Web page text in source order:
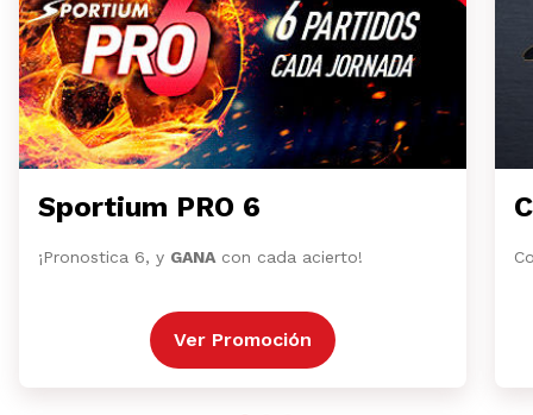
Sportium PRO 6
¡Pronostica 6, y GANA con cada acierto!
Ver Promoción